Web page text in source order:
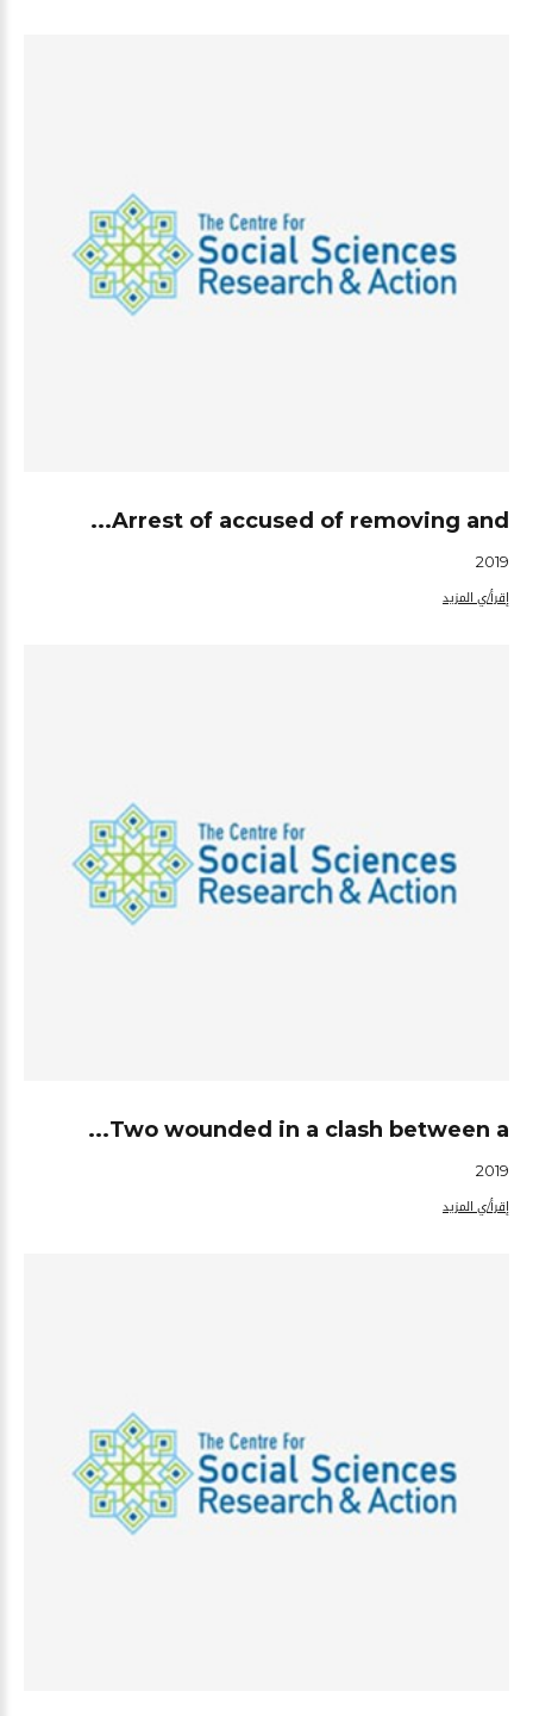
Arrest of accused of removing and...
2019
إقرأ/ي المزيد
Two wounded in a clash between a...
2019
إقرأ/ي المزيد